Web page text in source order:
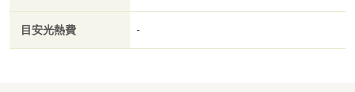
目安光熱費 -